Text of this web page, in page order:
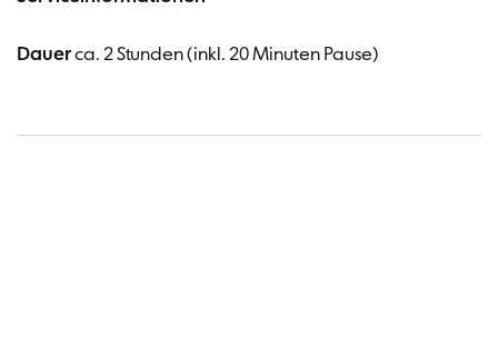
Dauerca. 2 Stunden (inkl. 20 Minuten Pause)